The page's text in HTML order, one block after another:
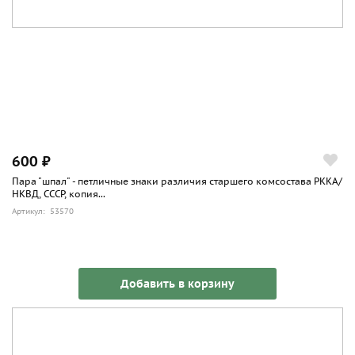
600 ₽
Пара "шпал" - петличные знаки различия старшего комсостава РККА/
НКВД, СССР, копия...
Артикул: 53570
Добавить в корзину